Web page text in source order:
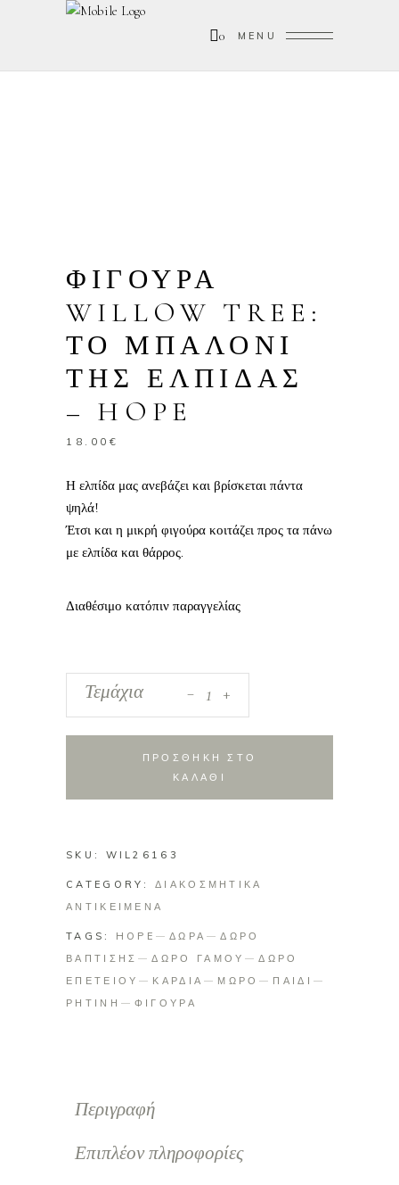
0 MENU
ΦΙΓΟΥΡΑ
WILLOW TREE:
ΤΟ ΜΠΑΛΟΝΙ
ΤΗΣ ΕΛΠΙΔΑΣ
– HOPE
18.00 €
Η ελπίδα μας ανεβάζει και βρίσκεται πάντα
ψηλά!
Έτσι και η μικρή φιγούρα κοιτάζει προς τα πάνω
με ελπίδα και θάρρος.
Διαθέσιμο κατόπιν παραγγελίας
Φιγούρα
της
Hope
quantity
Τεμάχια +
ΠΡΟΣΘΗΚΗ ΣΤΟ
ΚΑΛΑΘΙ
SKU: WIL26163
CATEGORY:ΔΙΑΚΟΣΜΗΤΙΚΑ
ΑΝΤΙΚΕΙΜΕΝΑ
TAGS: HOPE ΔΩΡΑ
ΔΩΡΟ
ΒΑΠΤΙΣΗΣ
ΔΩΡΟ ΓΑΜΟΥ
ΔΩΡΟ
ΕΠΕΤΕΙΟΥ
ΚΑΡΔΙΑ ΜΩΡΟ
ΠΑΙΔΙ
ΡΗΤΙΝΗ
ΦΙΓΟΥΡΑ
Περιγραφή
Επιπλέον πληροφορίες